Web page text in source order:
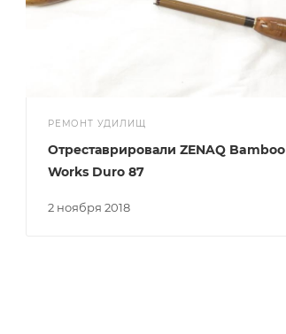
РЕМОНТ УДИЛИЩ
2 ноября 2018
Отреставрировали ZENAQ Bamboo
Works Duro 87